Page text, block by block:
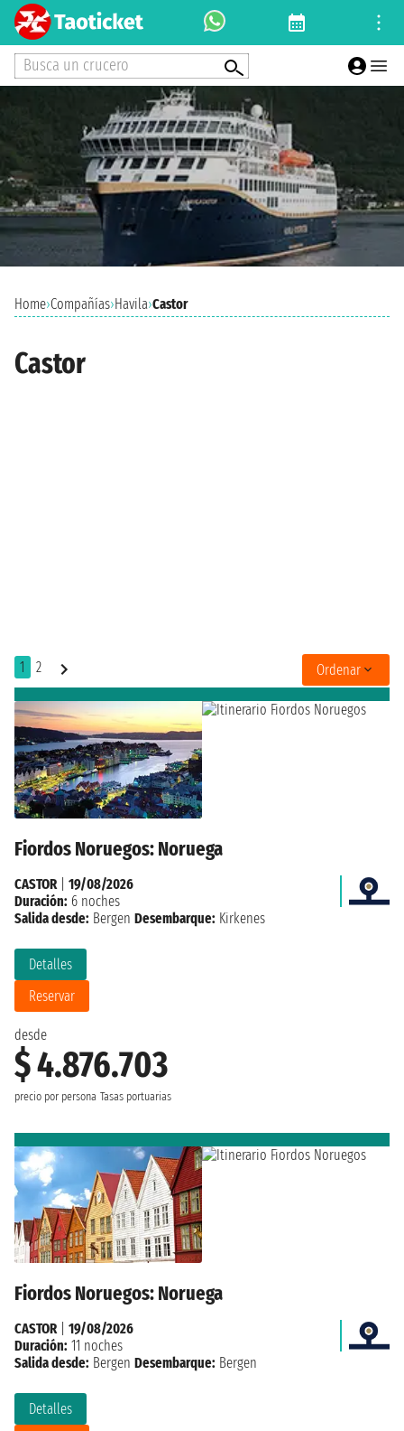
Busca un crucero
Home›Compañías›Havila›Castor
Castor
1 2 Ordenar
Fiordos Noruegos: Noruega
desde
$ 4.876.703
precio por persona Tasas portuarias
Detalles
Reservar
CASTOR
19/08/2026
Duración: 6 noches
Salida desde: Bergen Desembarque: Kirkenes
Fiordos Noruegos: Noruega
Detalles
CASTOR| 19/08/2026
Duración: 11 noches
Salida desde: Bergen Desembarque: Bergen